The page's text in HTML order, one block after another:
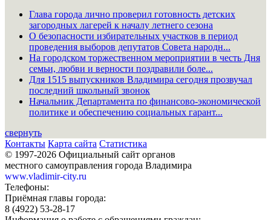
Глава города лично проверил готовность детских
загородных лагерей к началу летнего сезона
О безопасности избирательных участков в период
проведения выборов депутатов Совета народн...
На городском торжественном мероприятии в честь Дня
семьи, любви и верности поздравили боле...
Для 1515 выпускников Владимира сегодня прозвучал
последний школьный звонок
Начальник Департамента по финансово-экономической
политике и обеспечению социальных гарант...
свернуть
Контакты Карта сайта Статистика
© 1997-2026 Официальный сайт органов
местного самоуправления города Владимира
www.vladimir-city.ru
Телефоны:
Приёмная главы города:
8 (4922) 53-28-17